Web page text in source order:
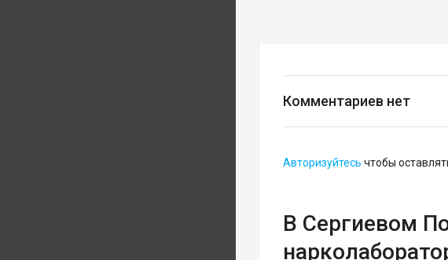
Комментариев нет
Авторизуйтесь чтобы
В Сергиевом